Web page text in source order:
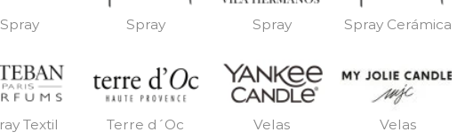
Spray Spray Spray Spray Cerámica
Textil Terre d´Oc Velas Velas